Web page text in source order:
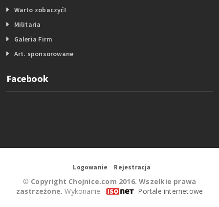
Warto zobaczyć!
Militaria
Galeria Firm
Art. sponsorowane
Facebook
Logowanie Rejestracja
© Copyright Chojnice.com 2016. Wszelkie prawa
zastrzeżone. Wykonanie: Portale internetowe